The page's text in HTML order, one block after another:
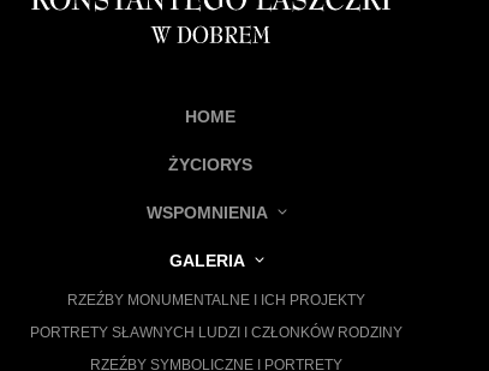
HOME
ŻYCIORYS
WSPOMNIENIA
GALERIA
RZEŹBY MONUMENTALNE I ICH PROJEKTY
PORTRETY SŁAWNYCH LUDZI I CZŁONKÓW RODZINY
RZEŹBY SYMBOLICZNE I PORTRETY